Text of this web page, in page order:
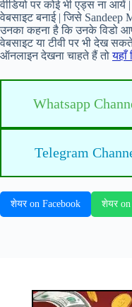
वीडियो पर कोई भी एड्स ना
वेबसाइट बनाई | जिसे Sandeep
उनका कहना है कि उनके विडो
वेबसाइट या टीवी पर भी देख
ऑनलाइन देखना चाहते हैं तोयहाँ
Whatsapp
Telegram
शेयर on Facebook शेयर